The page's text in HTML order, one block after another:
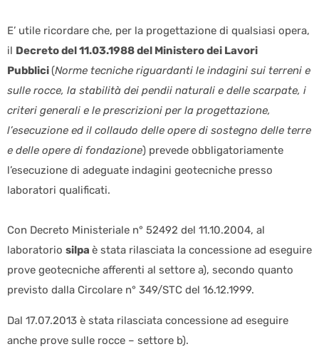
E’ utile ricordare che, per la progettazione di qualsiasi opera,
il Decreto del 11.03.1988 del Ministero dei Lavori
Pubblici(Norme tecniche riguardanti le indagini sui terreni e
sulle rocce, la stabilità dei pendii naturali e delle scarpate, i
criteri generali e le prescrizioni per la progettazione,
l’esecuzione ed il collaudo delle opere di sostegno delle terre
e delle opere di fondazione) prevede obbligatoriamente
l’esecuzione di adeguate indagini geotecniche presso
laboratori qualificati.
Con Decreto Ministeriale n° 52492 del 11.10.2004, al
laboratorio silpa è stata rilasciata la concessione ad eseguire
prove geotecniche afferenti al settore a), secondo quanto
previsto dalla Circolare n° 349/STC del 16.12.1999.
Dal 17.07.2013 è stata rilasciata concessione ad eseguire
anche prove sulle rocce – settore b).